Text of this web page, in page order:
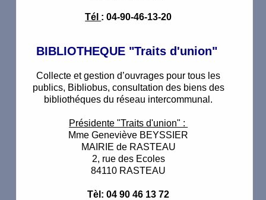
Tél : 04-90-46-13-20
BIBLIOTHEQUE "Traits d'union"
Collecte et gestion d’ouvrages pour tous les
publics, Bibliobus, consultation des biens des
bibliothéques du réseau intercommunal.
Présidente "Traits d'union" :
Mme Geneviève BEYSSIER
MAIRIE de RASTEAU
2, rue des Ecoles
84110 RASTEAU
Tèl: 04 90 46 13 72